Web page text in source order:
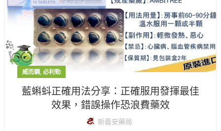
威而鋼, 必利勁
藍蝌蚪正確用法分享：正確服用發揮最佳
效果，錯誤操作恐浪費藥效
新義安藥局